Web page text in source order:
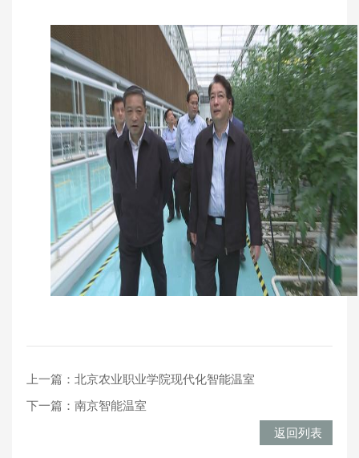
上一篇：北京农业职业学院现代化智能温室
下一篇：南京智能温室
返回列表